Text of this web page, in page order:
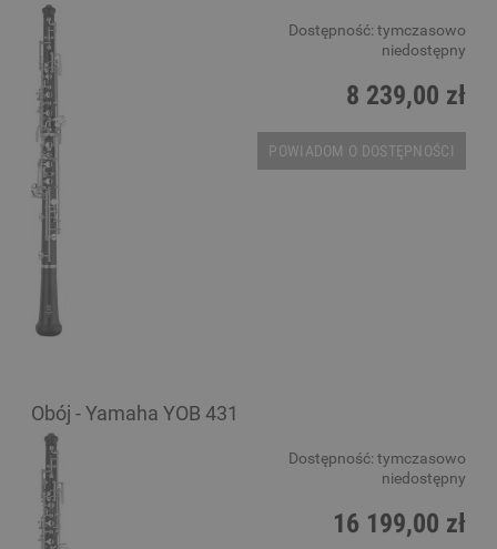
Dostępność: tymczasowo
niedostępny
8 239,00 zł
POWIADOM O DOSTĘPNOŚCI
Obój - Yamaha YOB 431
Dostępność: tymczasowo
niedostępny
16 199,00 zł